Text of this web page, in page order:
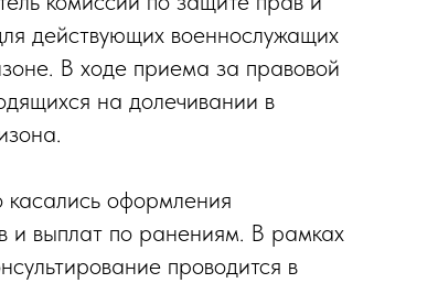
действующих военнослужащих
В ходе приема за правовой
на долечивании в
оформления
и выплат по ранениям. В рамках
проводится в